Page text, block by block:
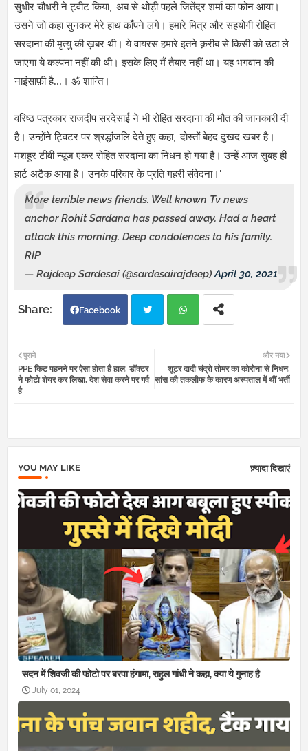
सुधीर चौधरी ने ट्वीट किया , 'अब से थोड़ी पहले जितेंद्र शर्मा का फोन आया।
उसने जो कहा सुनकर मेरे हाथ काँपने लगे। हमारे मित्र और सहयोगी रोहित
सरदाना की मृत्यु की ख़बर थी। ये वायरस हमारे इतने क़रीब से किसी को उठा ले
जाएगा ये कल्पना नहीं की थी। इसके लिए मैं तैयार नहीं था। यह भगवान की
नाइंसाफ़ी है...। ॐ शान्ति। '
वरिष्ठ पत्रकार राजदीप सरदेसाई ने भी रोहित सरदाना की मौत की जानकारी दी
है। उन्होंने ट्विटर पर श्रद्धांजलि देते हुए कहा, 'दोस्तों बेहद दुखद खबर है।
मशहूर टीवी न्यूज एंकर रोहित सरदाना का निधन हो गया है। उन्हें आज सुबह ही
हार्ट अटैक आया है। उनके परिवार के प्रति गहरी संवेदना। '
More terrible news friends. Well known Tv news
anchor Rohit Sardana has passed away. Had a heart
attack this morning. Deep condolences to his family.
RIP
— Rajdeep Sardesai (@sardesairajdeep)April 30, 2021
Facebook
tter atsa
और नया
शूटर दादी चंद्रो तोमर का कोरोना से निधन,
सांस की तकलीफ के कारण अस्पताल में थीं भर्ती
पुराने
PPE किट पहनने पर ऐसा होता है हाल, डॉक्टर
ने फोटो शेयर कर लिखा, देश सेवा करने पर गर्व
है
YOU MAY LIKE ज़्यादा दिखाएं
सदन में शिवजी की फोटो पर बरपा हंगामा, राहुल गांधी ने कहा, क्या ये गुनाह है
July 01, 2024